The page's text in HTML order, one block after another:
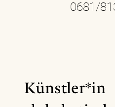
0681/
Künstler*in